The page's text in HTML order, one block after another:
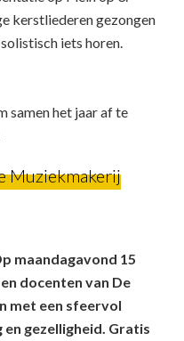
kerstliederen gezongen
iets horen.
samen het jaar af te
Muziekmakerij
maandagavond 15
docenten van De
met een sfeervol
gezelligheid. Gratis